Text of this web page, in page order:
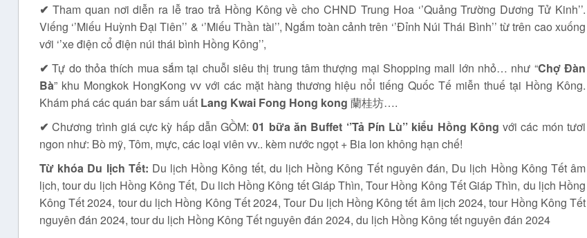
✔ Tham quan nơi diễn ra lễ trao trả Hồng Kông về cho CHND Trung Hoa ‘’Quảng Trường Dương Tử Kinh’’.
Viếng ‘’Miếu Huỳnh Đại Tiên’’ & ‘’Miếu Thần tài’’, Ngắm toàn cảnh trên ‘’Đỉnh Núi Thái Bình’’ từ trên cao xuống
với ‘’xe điện cổ điện núi thái bình Hồng Kông’’,
✔ Tự do thỏa thích mua sắm tại chuỗi siêu thị trung tâm thượng mại Shopping mall lớn nhỏ… như “Chợ Đàn
Bà” khu Mongkok HongKong vv với các mặt hàng thương hiệu nổi tiếng Quốc Tế miễn thuế tại Hồng Kông.
Khám phá các quán bar sấm uất Lang Kwai Fong Hong kong 蘭桂坊….
✔ Chương trình giá cực kỳ hấp dẫn GỒM:01 bữa ăn Buffet ‘’Tả Pín Lù’’ kiểu Hồng Kông với các món tươi
ngon như: Bò mỹ, Tôm, mực, các loại viên vv.. kèm nước ngọt + Bia lon không hạn chế!
Từ khóa Du lịch Tết: Du lịch Hồng Kông tết, du lịch Hồng Kông Tết nguyên đán, Du lịch Hồng Kông Tết âm
lịch,tour du lịch Hồng Kông Tết, Du lich Hồng Kông tết Giáp Thìn,Tour Hồng Kông Tết Giáp Thìn, du lịch Hồng
Kông Tết 2024, tour du lịch Hồng Kông Tết 2024,Tour Du lịch Hồng Kông tết âm lịch 2024,tour Hồng Kông Tết
nguyên đán 2024, tour du lịch Hồng Kông Tết nguyên đán 2024, du lịch Hồng Kông tết nguyên đán 2024